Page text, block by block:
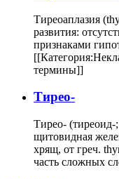
Тиреоаплазия
развития:
признаками
термины]]
Тирео-
Тирео- (тиреоид-
щитовидная
хрящ, от греч.
часть сложных